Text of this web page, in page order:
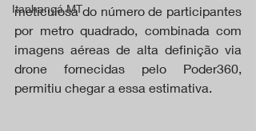
Itanhangá MT
meticulosa do número de participantes
por metro quadrado, combinada com
imagens aéreas de alta definição via
drone fornecidas pelo Poder360,
permitiu chegar a essa estimativa.